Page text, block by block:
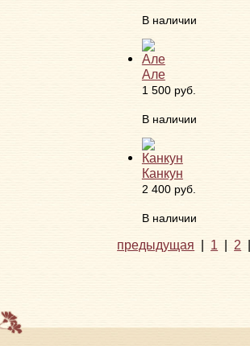
В наличии
Але
1 500 руб.
В наличии
Канкун
2 400 руб.
В наличии
предыдущая | 1 | 2